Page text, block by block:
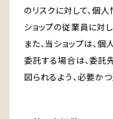
のリスクに対して、個
ショップの従業員に対
また、当ショップは、
委託する場合は、委託
図られるよう、必要か